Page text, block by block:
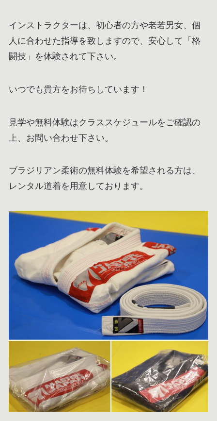
インストラクターは、初心者の方や老若男女、個
人に合わせた指導を致しますので、安心して「格
闘技」を体験されて下さい。
いつでも貴方をお待ちしています！
見学や無料体験はクラススケジュールをご確認の
上、お問い合わせ下さい。
ブラジリアン柔術の無料体験を希望される方は、
レンタル道着を用意しております。